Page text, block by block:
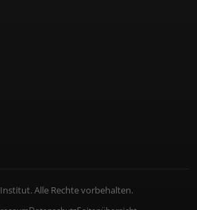
Alle Rechte vorbehalten.